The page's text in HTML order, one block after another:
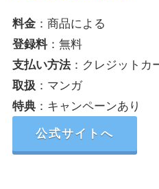
料金：商品による
登録料：無料
支払い方法：クレジットカ
取扱 ：マンガ
特典：キャンペーンあり
公式サイトへ